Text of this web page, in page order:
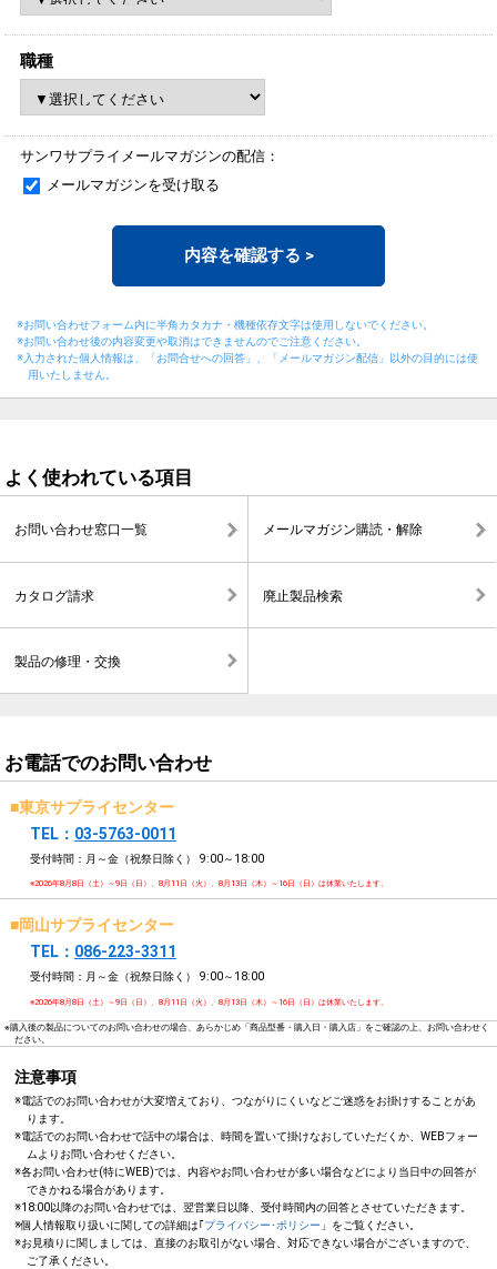
職種
サンワサプライメールマガジンの配信：
メールマガジンを受け取る
内容を確認する >
※お問い合わせフォーム内に半角カタカナ・機種依存文字は使用しないでください。
※お問い合わせ後の内容変更や取消はできませんのでご注意ください。
※入力された個人情報は、「お問合せへの回答」、「メールマガジン配信」以外の目的には使
用いたしません。
よく使われている項目
お問い合わせ窓口一覧 メールマガジン購読・解除
カタログ請求 廃止製品検索
製品の修理・交換
お電話でのお問い合わせ
■東京サプライセンター
TEL： 03-5763-0011
受付時間：月～金（祝祭日除く） 9:00～18:00
※2026年8月8日（土）～9日（日）、8月11日（火）、8月13日（木）～16日（日）は休業いたします。
■岡山サプライセンター
TEL： 086-223-3311
受付時間：月～金（祝祭日除く） 9:00～18:00
※2026年8月8日（土）～9日（日）、8月11日（火）、8月13日（木）～16日（日）は休業いたします。
※購入後の製品についてのお問い合わせの場合、あらかじめ「商品型番・購入日・購入店」をご確認の上、お問い合わせく
ださい。
注意事項
※電話でのお問い合わせが大変増えており、つながりにくいなどご迷惑をお掛けすることがあ
ります。
※電話でのお問い合わせで話中の場合は、時間を置いて掛けなおしていただくか、WEBフォー
ムよりお問い合わせください。
※各お問い合わせ(特にWEB)では、内容やお問い合わせが多い場合などにより当日中の回答が
できかねる場合があります。
※18:00以降のお問い合わせでは、翌営業日以降、受付時間内の回答とさせていただきます。
※個人情報取り扱いに関しての詳細は｢プライバシー･ポリシー 」をご覧ください。
※お見積りに関しましては、直接のお取引がない場合、対応できない場合がございますので、
ご了承ください。